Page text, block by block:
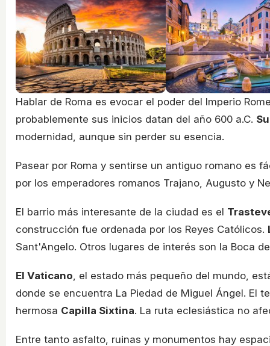
Hablar de Roma es evocar el poder del Imperio
probablemente sus inicios datan del año 600 a.C.
modernidad, aunque sin perder su esencia.
Pasear por Roma y sentirse un antiguo romano es
por los emperadores romanos Trajano, Augusto y
El barrio más interesante de la ciudad es el
construcción fue ordenada por los Reyes Católicos.
Sant'Angelo. Otros lugares de interés son la Boca
El Vaticano , el estado más pequeño del mundo,
donde se encuentra La Piedad de Miguel Ángel. El
hermosa Capilla Sixtina. La ruta eclesiástica no
Entre tanto asfalto, ruinas y monumentos hay